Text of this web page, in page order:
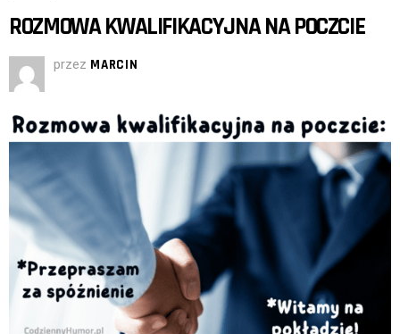
ROZMOWA KWALIFIKACYJNA NA POCZCIE
przez MARCIN